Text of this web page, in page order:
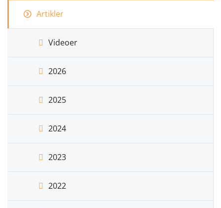
Artikler
Videoer
2026
2025
2024
2023
2022